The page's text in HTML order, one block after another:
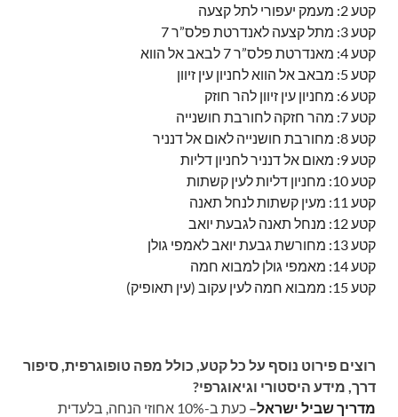
קטע 2: מעמק יעפורי לתל קצעה
קטע 3: מתל קצעה לאנדרטת פלס”ר 7
קטע 4: מאנדרטת פלס”ר 7 לבאב אל הווא
קטע 5: מבאב אל הווא לחניון עין זיוון
קטע 6: מחניון עין זיוון להר חוזק
קטע 7: מהר חזקה לחורבת חושנייה
קטע 8: מחורבת חושנייה לאום אל דנניר
קטע 9: מאום אל דנניר לחניון דליות
קטע 10: מחניון דליות לעין קשתות
קטע 11: מעין קשתות לנחל תאנה
קטע 12: מנחל תאנה לגבעת יואב
קטע 13: מחורשת גבעת יואב לאמפי גולן
קטע 14: מאמפי גולן למבוא חמה
קטע 15: ממבוא חמה לעין עקוב (עין תאופיק)
רוצים פירוט נוסף על כל קטע, כולל מפה טופוגרפית, סיפור
דרך, מידע היסטורי וגיאוגרפי?
מדריך שביל ישראל–
כעת ב-10% אחוזי הנחה, בלעדית